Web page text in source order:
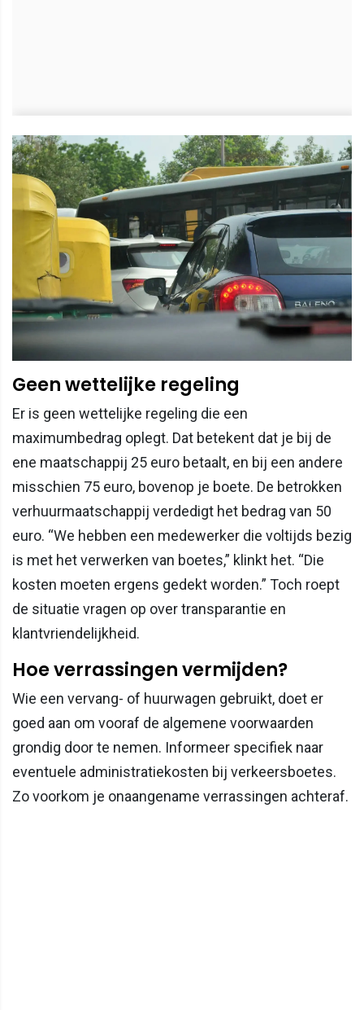
Geen wettelijke regeling
Er is geen wettelijke regeling die een
maximumbedrag oplegt. Dat betekent dat je bij de
ene maatschappij 25 euro betaalt, en bij een andere
misschien 75 euro, bovenop je boete. De betrokken
verhuurmaatschappij verdedigt het bedrag van 50
euro. “We hebben een medewerker die voltijds bezig
is met het verwerken van boetes,” klinkt het. “Die
kosten moeten ergens gedekt worden.” Toch roept
de situatie vragen op over transparantie en
klantvriendelijkheid.
Hoe verrassingen vermijden?
Wie een vervang- of huurwagen gebruikt, doet er
goed aan om vooraf de algemene voorwaarden
grondig door te nemen. Informeer specifiek naar
eventuele administratiekosten bij verkeersboetes.
Zo voorkom je onaangename verrassingen achteraf.